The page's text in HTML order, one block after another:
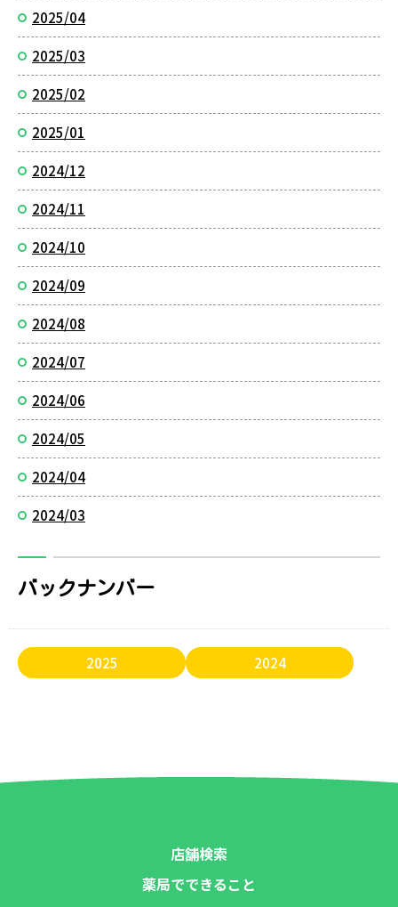
2025/04
2025/03
2025/02
2025/01
2024/12
2024/11
2024/10
2024/09
2024/08
2024/07
2024/06
2024/05
2024/04
2024/03
バックナンバー
2025 2024
店舗検索
薬局でできること